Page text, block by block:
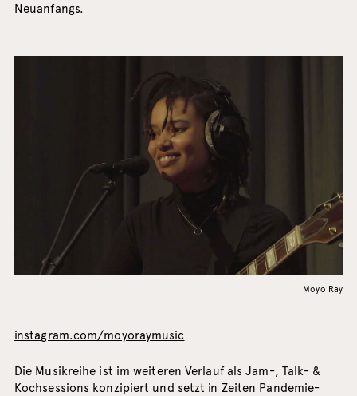
Neuanfangs.
Moyo Ray
instagram.com/moyoraymusic
Die Musikreihe ist im weiteren Verlauf als Jam-, Talk- &
Kochsessions konzipiert und setzt in Zeiten Pandemie-